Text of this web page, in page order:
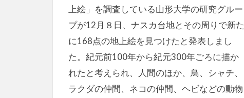
上絵」を調査している山形大学の研究グルー
プが12月８日、ナスカ台地とその周りで新た
に168点の地上絵を見つけたと発表しまし
た。紀元前100年から紀元300年ごろに描か
れたと考えられ、人間のほか、鳥、シャチ、
ラクダの仲間、ネコの仲間、ヘビなどの動物